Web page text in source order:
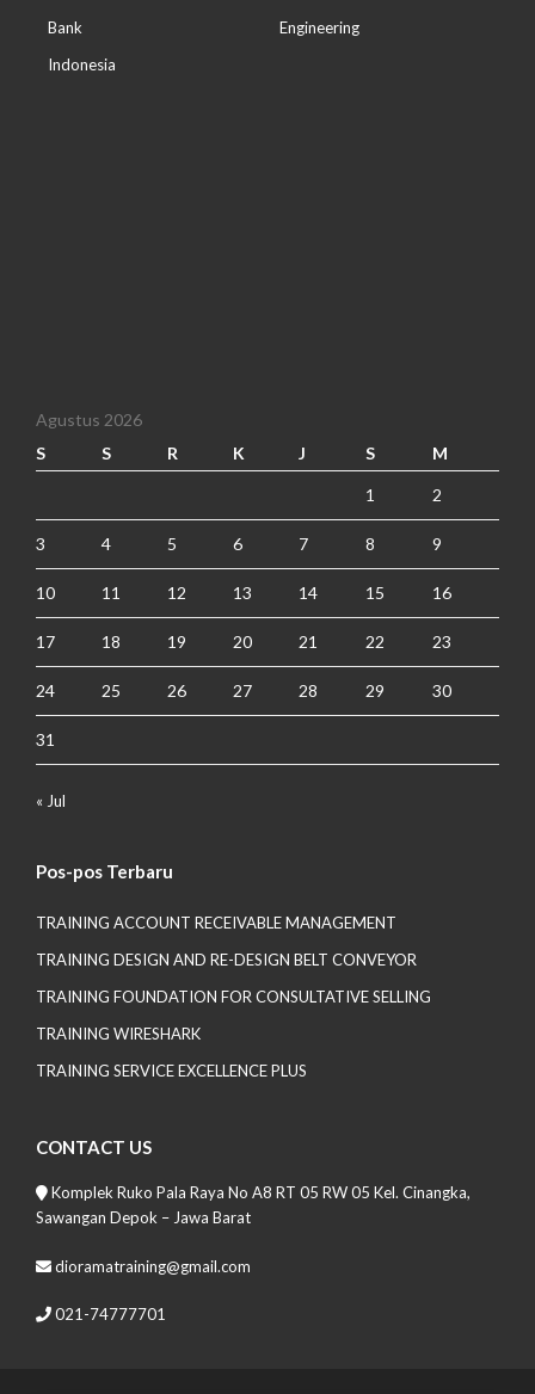
Bank
Indonesia
Engineering
Agustus 2026
S
S R K J S M
1 2
3 4 5 6 7 8 9
10 11 12 13 14 15 16
17 18 19 20 21 22 23
24 25 26 27 28 29 30
31
« Jul
Pos-pos Terbaru
TRAINING ACCOUNT RECEIVABLE MANAGEMENT
TRAINING DESIGN AND RE-DESIGN BELT CONVEYOR
TRAINING FOUNDATION FOR CONSULTATIVE SELLING
TRAINING WIRESHARK
TRAINING SERVICE EXCELLENCE PLUS
CONTACT US
Komplek Ruko Pala Raya No A8 RT 05 RW 05 Kel. Cinangka,
Sawangan Depok – Jawa Barat
dioramatraining@gmail.com
021-74777701